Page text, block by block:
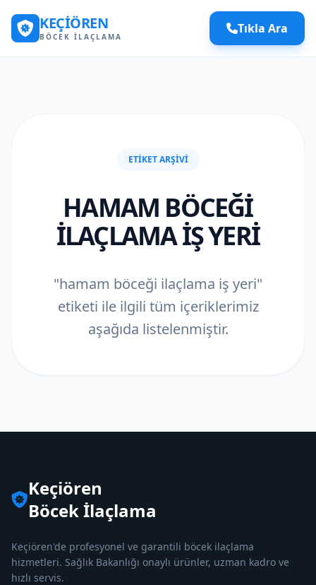
KEÇIÖREN
BÖCEK İLAÇLAMA
Tıkla Ara
ETIKET ARŞIVI
HAMAM BÖCEĞI
ILAÇLAMA IŞ YERI
"hamam böceği ilaçlama iş yeri"
etiketi ile ilgili tüm içeriklerimiz
aşağıda listelenmiştir.
Keçiören
Böcek İlaçlama
Keçiören'de profesyonel ve garantili böcek ilaçlama
hizmetleri. Sağlık Bakanlığı onaylı ürünler, uzman kadro ve
hızlı servis.